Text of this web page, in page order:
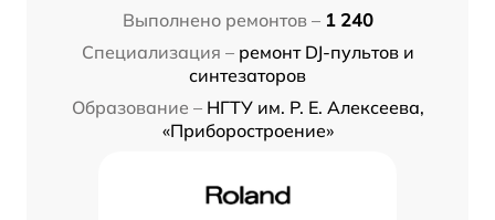
Выполнено ремонтов – 1 240
Специализация – ремонт DJ-пультов и
синтезаторов
Образование – НГТУ им. Р. Е. Алексеева,
«Приборостроение»